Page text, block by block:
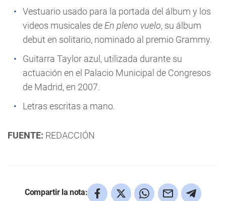
Vestuario usado para la portada del álbum y los
videos musicales de En pleno vuelo, su álbum
debut en solitario, nominado al premio Grammy.
Guitarra Taylor azul, utilizada durante su
actuación en el Palacio Municipal de Congresos
de Madrid, en 2007.
Letras escritas a mano.
FUENTE: REDACCIÓN
Compartir la nota: